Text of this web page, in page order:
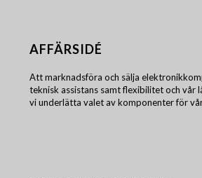
AFFÄRSIDÉ
Att marknadsföra och sälja
teknisk assistans samt flexibilitet och vår
vi underlätta valet av komponenter för